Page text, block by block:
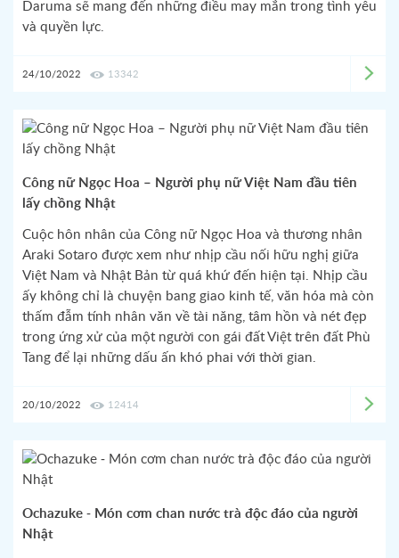
Daruma sẽ mang đến những điều may mắn trong tình yêu
và quyền lực.
24/10/2022 13342
Công nữ Ngọc Hoa – Người phụ nữ Việt Nam đầu tiên
lấy chồng Nhật
Cuộc hôn nhân của Công nữ Ngọc Hoa và thương nhân
Araki Sotaro được xem như nhịp cầu nối hữu nghị giữa
Việt Nam và Nhật Bản từ quá khứ đến hiện tại. Nhịp cầu
ấy không chỉ là chuyện bang giao kinh tế, văn hóa mà còn
thấm đẫm tính nhân văn về tài năng, tâm hồn và nét đẹp
trong ứng xử của một người con gái đất Việt trên đất Phù
Tang để lại những dấu ấn khó phai với thời gian.
20/10/2022 12414
Ochazuke - Món cơm chan nước trà độc đáo của người
Nhật